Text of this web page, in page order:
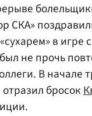
СКА»
в игре
не прочь
В начале
бросок